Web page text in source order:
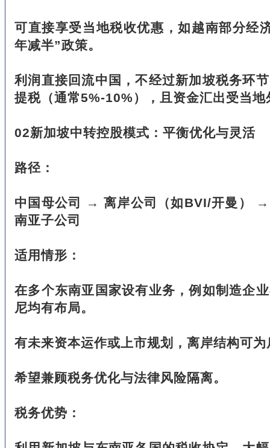
可直接享受当地税收优惠，如越南部分经
年减半”政策。
利润直接回流中国，不经过新加坡税务环
提税（通常5%-10%），且资金汇出受当
02新加坡中转控股模式：平衡优化与灵活
路径：
中国母公司 → 离岸公司（如BVI/开曼）
南亚子公司
适用情形：
在多个东南亚国家设有业务，例如制造企
尼均有布局。
有未来资本运作或上市规划，离岸结构可
希望兼顾税务优化与法律风险隔离。
税务优势：